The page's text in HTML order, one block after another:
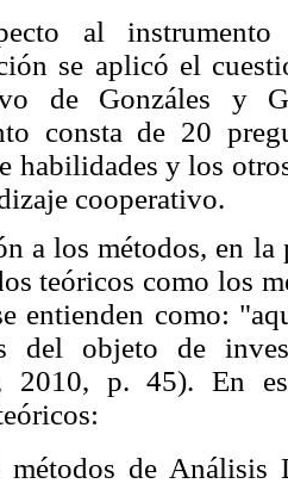
al
se aplicó el
de Gonzáles y
consta de 20
habilidades y los
cooperativo.
a los métodos, en la
teóricos como los
entienden como:
del objeto de
2010, p. 45). En
métodos de Análisis